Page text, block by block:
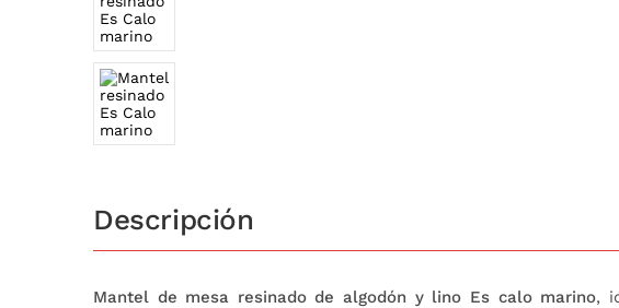
Descripción
Mantel de mesa resinado de algodón y lino Es calo marino,